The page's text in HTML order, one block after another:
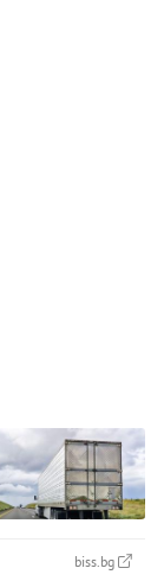
biss.bg